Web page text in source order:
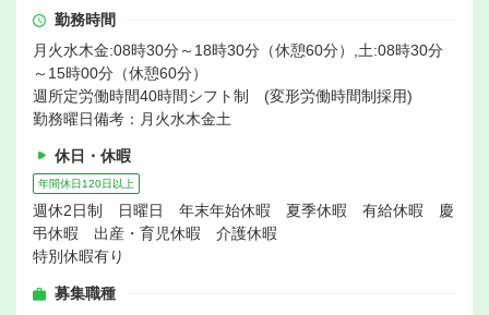
勤務時間
月火水木金:08時30分～18時30分（休憩60分）,土:08時30分
～15時00分（休憩60分）
週所定労働時間40時間シフト制 (変形労働時間制採用)
勤務曜日備考：月火水木金土
休日・休暇
年間休日120日以上
週休2日制 日曜日 年末年始休暇 夏季休暇 有給休暇 慶
弔休暇 出産・育児休暇 介護休暇
特別休暇有り
募集職種